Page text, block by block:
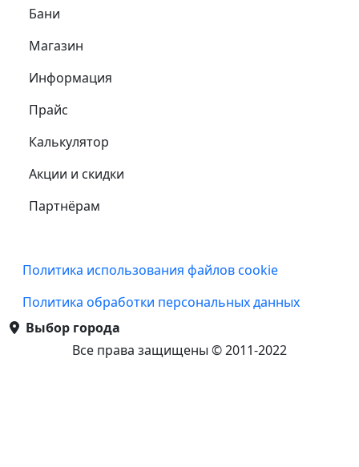
Самое важное
Бани
Магазин
Информация
Прайс
Калькулятор
Акции и скидки
Партнёрам
Подвал
Политика использования файлов cookie
Политика обработки персональных данных
Выбор города
Все права защищены © 2011-2022